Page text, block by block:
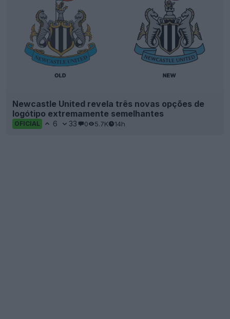
Newcastle United revela três novas opções de
logótipo extremamente semelhantes
OFICIAL 6 33 0 5.7K 14h